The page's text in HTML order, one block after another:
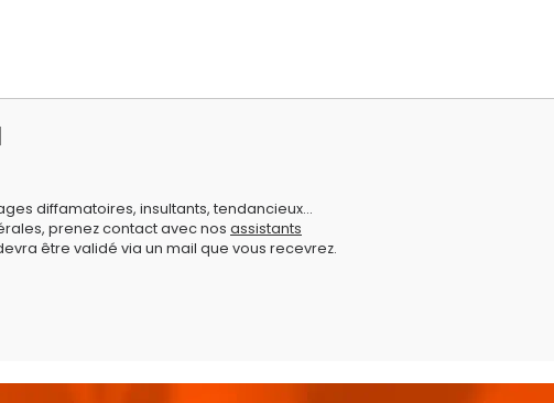
diffamatoires, insultants, tendancieux...
prenez contact avec nos assistants
être validé via un mail que vous recevrez.